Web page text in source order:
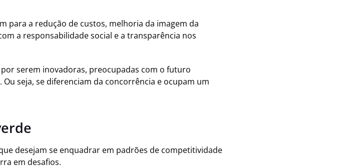
para a redução de custos, melhoria da imagem da
a responsabilidade social e a transparência nos
serem inovadoras, preocupadas com o futuro
seja, se diferenciam da concorrência e ocupam um
desejam se enquadrar em padrões de competitividade
em desafios.